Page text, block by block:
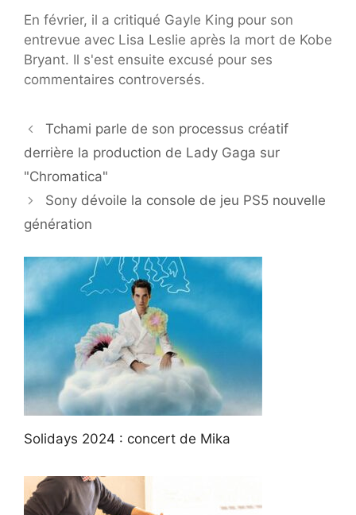
En février, il a critiqué Gayle King pour son
entrevue avec Lisa Leslie après la mort de Kobe
Bryant. Il s'est ensuite excusé pour ses
commentaires controversés.
Tchami parle de son processus créatif
derrière la production de Lady Gaga sur
"Chromatica"
Sony dévoile la console de jeu PS5 nouvelle
génération
Solidays 2024 : concert de Mika